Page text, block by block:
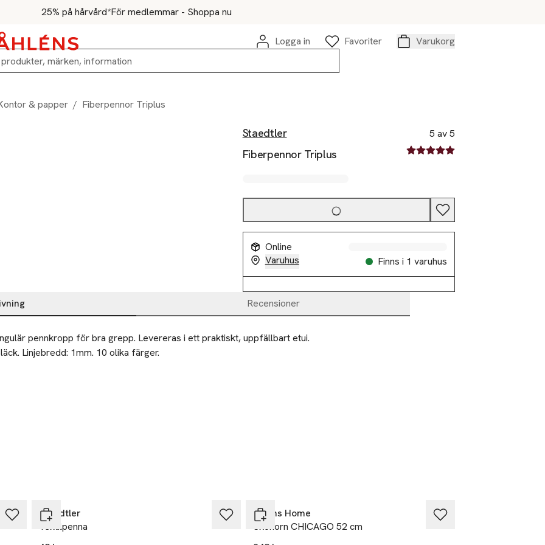
25% på hårvård*För medlemmar - Shoppa nu
Logga in
Favoriter
Varukorg
& papper / Fiberpennor Triplus
Staedtler
Fiberpennor Triplus
5 av 5
5 av fem stjärnor
Online
Varuhus
Finns i 1 varuhus
Recensioner
pennkropp för bra grepp. Levereras i ett praktiskt, uppfällbart etui.
Linjebredd: 1mm. 10 olika färger.
Staedtler
Textilpenna
Åhléns Home
Skohorn CHICAGO 52 cm